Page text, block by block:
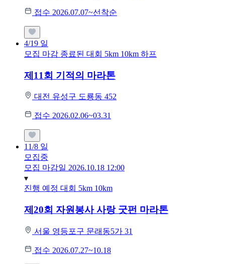
접수 2026.07.07~선착순
4/19 일
모집 마감 종료된 대회 5km 10km 하프
제11회 기적의 마라톤
대전 유성구 도룡동 452
접수 2026.02.06~03.31
11/8 일
모집중
모집 마감일 2026.10.18 12:00
진행 예정 대회 5km 10km
제20회 자원봉사 사랑 굿펀 마라톤
서울 영등포구 문래동5가 31
접수 2026.07.27~10.18